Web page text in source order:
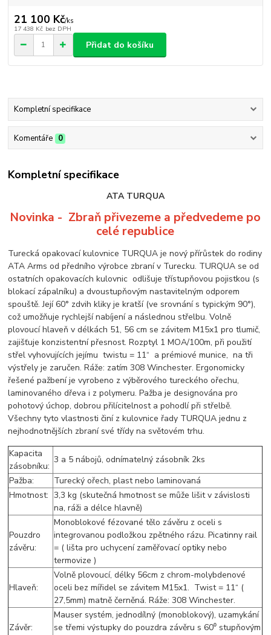
21 100 Kč/ks
17 438 Kč bez DPH
Přidat do košíku
Kompletní specifikace
Komentáře 0
Kompletní specifikace
ATA TURQUA
Novinka - Zbraň přivezeme a předvedeme po
celé republice
Turecká opakovací kulovnice TURQUA je nový přírůstek do rodiny
ATA Arms od předního výrobce zbraní v Turecku. TURQUA se od
ostatních opakovacích kulovnic odlišuje třístupňovou pojistkou (s
blokací zápalníku) a dvoustupňovým nastavitelným odporem
spouště. Její 60° zdvih kliky je kratší (ve srovnání s typickým 90°),
což umožňuje rychlejší nabíjení a následnou střelbu. Volně
plovoucí hlaveň v délkách 51, 56 cm se závitem M15x1 pro tlumič,
zajišťuje konzistentní přesnost. Rozptyl 1 MOA/100m, při použití
střel vyhovujících jejímu twistu = 11“ a prémiové munice, na tři
výstřely je zaručen. Ráže: zatím 308 Winchester. Ergonomicky
řešené pažbení je vyrobeno z výběrového tureckého ořechu,
laminovaného dřeva i z polymeru. Pažba je designována pro
pohotový úchop, dobrou přilícitelnost a pohodlí při střelbě.
Všechny tyto vlastnosti činí z kulovnice řady TURQUA jednu z
nejhodnotnějších zbraní své třídy na světovém trhu.
Kapacita
zásobníku:
3 a 5 nábojů, odnímatelný zásobník 2ks
Pažba:
Turecký ořech, plast nebo laminovaná
Hmotnost: 3,3 kg (skutečná hmotnost se může lišit v závislosti
na, ráži a délce hlavně)
Pouzdro
závěru:
Monoblokové fézované tělo závěru z oceli s
integrovanou podložkou zpětného rázu. Picatinny rail
= ( lišta pro uchycení zaměřovací optiky nebo
termovize )
Hlaveň:
Volně plovoucí, délky 56cm z chrom-molybdenové
oceli bez mířidel se závitem M15x1. Twist = 11“ (
27,5mm) matně černěná. Ráže: 308 Winchester.
Závěr:
Mauser systém, jednodílný (monoblokový), uzamykání
se třemi výstupky do pouzdra závěru s 60⁰ stupňovým